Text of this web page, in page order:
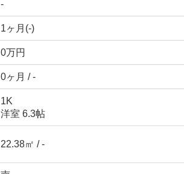
-
1ヶ月(-)
0万円
0ヶ月 / -
1K
洋室 6.3帖
22.38㎡ / -